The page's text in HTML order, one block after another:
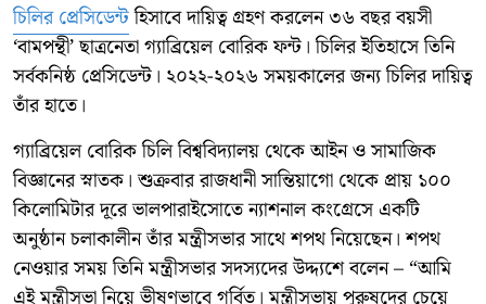
চিলির প্রেসিডেন্টহিসাবে দায়িত্ব গ্রহণ করলেন ৩৬ বছর বয়সী
‘বামপন্থী’ ছাত্রনেতা গ্যাব্রিয়েল বোরিক ফন্ট। চিলির ইতিহাসে তিনি
সর্বকনিষ্ঠ প্রেসিডেন্ট। ২০২২-২০২৬ সময়কালের জন্য চিলির দায়িত্ব
তাঁর হাতে।
গ্যাব্রিয়েল বোরিক চিলি বিশ্ববিদ্যালয় থেকে আইন ও সামাজিক
বিজ্ঞানের স্নাতক। শুক্রবার রাজধানী সান্তিয়াগো থেকে প্রায় ১০০
কিলোমিটার দূরে ভালপারাইসোতে ন্যাশনাল কংগ্রেসে একটি
অনুষ্ঠান চলাকালীন তাঁর মন্ত্রীসভার সাথে শপথ নিয়েছেন। শপথ
নেওয়ার সময় তিনি মন্ত্রীসভার সদস্যদের উদ্দ্যশে বলেন – “আমি
এই মন্ত্রীসভা নিয়ে ভীষণভাবে গর্বিত। মন্ত্রীসভায় পুরুষদের চেয়ে